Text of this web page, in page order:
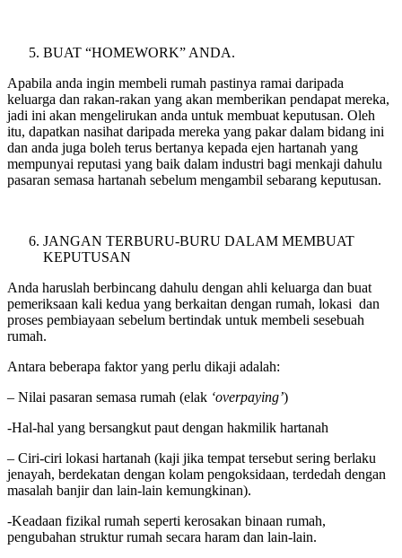
BUAT “HOMEWORK” ANDA.
Apabila anda ingin membeli rumah pastinya ramai daripada
keluarga dan rakan-rakan yang akan memberikan pendapat mereka,
jadi ini akan mengelirukan anda untuk membuat keputusan. Oleh
itu, dapatkan nasihat daripada mereka yang pakar dalam bidang ini
dan anda juga boleh terus bertanya kepada ejen hartanah yang
mempunyai reputasi yang baik dalam industri bagi menkaji dahulu
pasaran semasa hartanah sebelum mengambil sebarang keputusan.
JANGAN TERBURU-BURU DALAM MEMBUAT
KEPUTUSAN
Anda haruslah berbincang dahulu dengan ahli keluarga dan buat
pemeriksaan kali kedua yang berkaitan dengan rumah, lokasi dan
proses pembiayaan sebelum bertindak untuk membeli sesebuah
rumah.
Antara beberapa faktor yang perlu dikaji adalah:
– Nilai pasaran semasa rumah (elak ‘overpaying’)
-Hal-hal yang bersangkut paut dengan hakmilik hartanah
– Ciri-ciri lokasi hartanah (kaji jika tempat tersebut sering berlaku
jenayah, berdekatan dengan kolam pengoksidaan, terdedah dengan
masalah banjir dan lain-lain kemungkinan).
-Keadaan fizikal rumah seperti kerosakan binaan rumah,
pengubahan struktur rumah secara haram dan lain-lain.